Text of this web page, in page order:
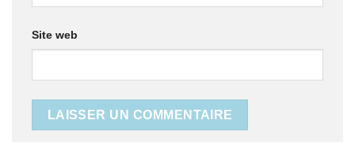
Site web